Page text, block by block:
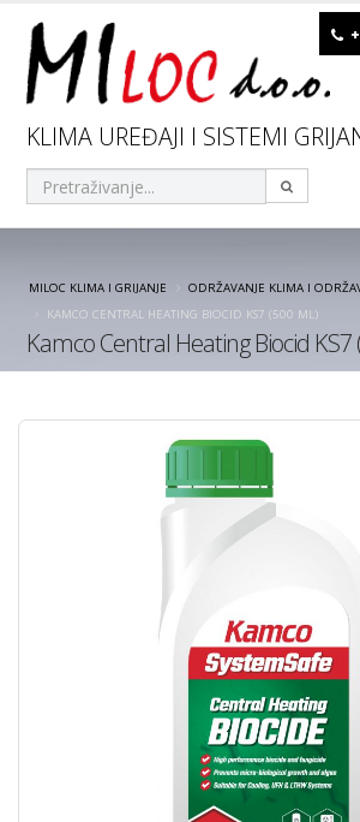
KLIMA UREĐAJI I SISTEMI
MILOC KLIMA I GRIJANJE
ODRŽAVANJE KLIMA I
KAMCO CENTRAL HEATING BIOCID KS7 (500 ML)
Kamco Central Heating Biocid